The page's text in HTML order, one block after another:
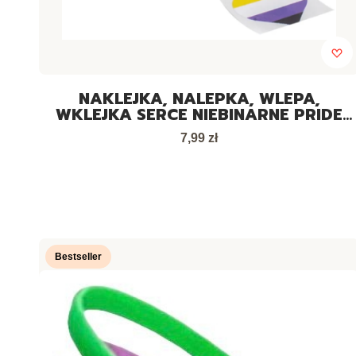
NAKLEJKA, NALEPKA, WLEPA,
WKLEJKA SERCE NIEBINARNE PRIDE
LGBT
Cena
7,99 zł
Bestseller